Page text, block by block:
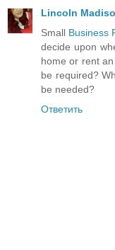
Lincoln
Small Business
decide upon
home or rent
be required?
be needed?
Ответить